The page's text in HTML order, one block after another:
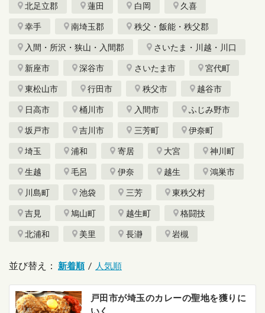
北足立郡 蓮田 白岡 久喜
幸手 南埼玉郡 秩父・飯能・秩父郡
入間・所沢・狭山・入間郡 さいたま・川越・川口
新座市 深谷市 さいたま市 宮代町
東松山市 行田市 秩父市 越谷市
日高市 桶川市 入間市 ふじみ野市
坂戸市 吉川市 三芳町 伊奈町
埼玉 浦和 寄居 大宮 神川町
生越 毛呂 伊奈 越生 鴻巣市
川島町 池袋 三芳 東秩父村
吉見 鳩山町 越生町 格闘技
北浦和 美里 長瀞 岩槻
並び替え： /
戸田市が埼玉のカレーの聖地を獲りに
いく